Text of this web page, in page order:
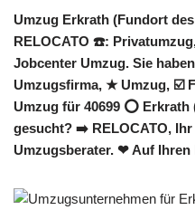
Umzug Erkrath (Fundort
RELOCATO ☎️:
Jobcenter Umzug. Sie
Umzugsfirma, ★ Umzug, ☑️
Umzug für 40699 ⭕
gesucht? ➡️ RELOCATO,
Umzugsberater. ❤ Auf